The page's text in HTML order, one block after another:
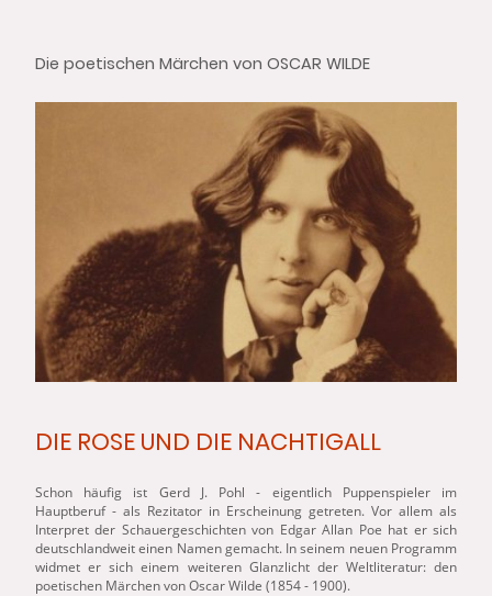
Die poetischen Märchen von OSCAR WILDE
DIE ROSE UND DIE NACHTIGALL
Schon häufig ist Gerd J. Pohl - eigentlich Puppenspieler im
Hauptberuf - als Rezitator in Erscheinung getreten. Vor allem als
Interpret der Schauergeschichten von Edgar Allan Poe hat er sich
deutschlandweit einen Namen gemacht. In seinem neuen Programm
widmet er sich einem weiteren Glanzlicht der Weltliteratur: den
poetischen Märchen von Oscar Wilde (1854 - 1900).